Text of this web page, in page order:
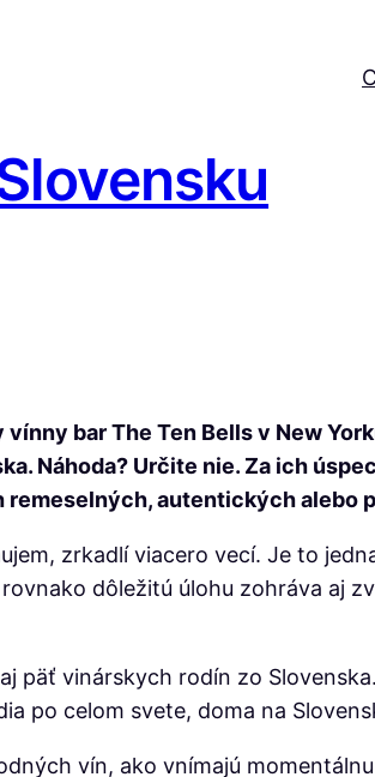
bar The Ten Bells v New
Náhoda? Určite nie. Za ich
autentických alebo
zrkadlí viacero vecí. Je to
dôležitú úlohu zohráva aj
päť vinárskych rodín zo
po celom svete, doma na
vín, ako vnímajú